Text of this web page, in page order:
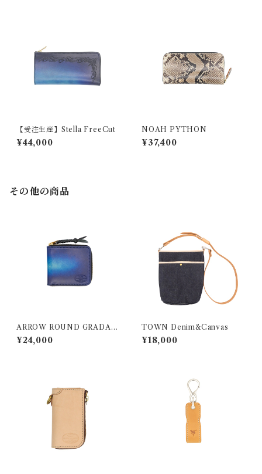
【受注生産】Stella FreeCut
¥44,000
NOAH PYTHON
¥37,400
その他の商品
ARROW ROUND GRADATI
ON
¥24,000
TOWN Denim&Canvas
¥18,000